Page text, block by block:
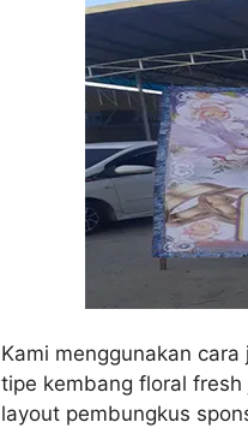
Kami menggunakan
tipe kembang floral
layout pembungkus